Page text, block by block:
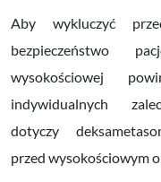
Aby wykluczyć
bezpieczeństwo
wysokościowej
indywidualnych
dotyczy
przed wysokościowym